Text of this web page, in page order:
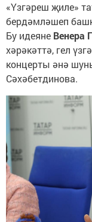
«Үзгәреш җиле»
бердәмләшеп
Бу идеяне Венера
хәрәкәттә, гел
концерты әнә
Сәхәбетдинова.